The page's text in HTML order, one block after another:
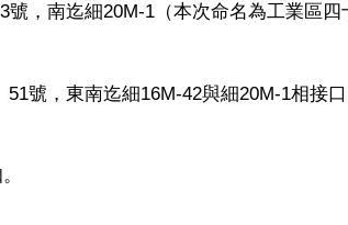
號，南迄細20M-1 （本次命名為工業區
51號，東南迄細16M-42與細20M-1相接